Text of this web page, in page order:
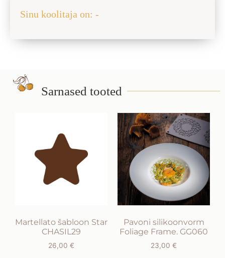
Sinu koolitaja on: -
Sarnased tooted
Martellato šabloon Star
CHASIL29
26,00 €
Pavoni silikoonvorm
Foliage Frame. GG060
23,00 €